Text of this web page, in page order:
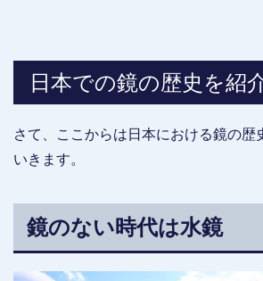
日本での鏡の歴史を紹
さて、ここからは日本における鏡の歴
いきます。
鏡のない時代は水鏡